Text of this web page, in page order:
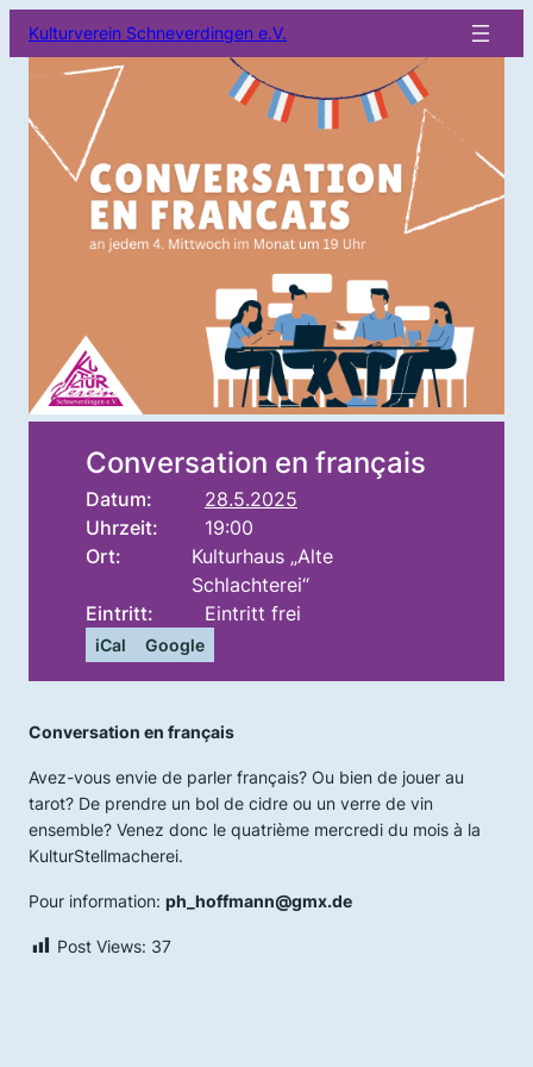
Kulturverein Schneverdingen e.V.
Conversation en français
Datum:
28.5.2025
Uhrzeit:
19:00
Ort:
Kulturhaus „Alte
Schlachterei“
Eintritt:
Eintritt frei
iCal Google
Conversation en français
Avez-vous envie de parler français? Ou bien de jouer au
tarot? De prendre un bol de cidre ou un verre de vin
ensemble? Venez donc le quatrième mercredi du mois à la
KulturStellmacherei.
Pour information: ph_hoffmann@gmx.de
Post Views: 37